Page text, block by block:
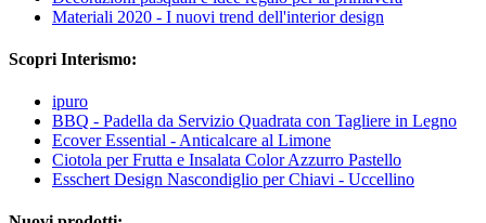
Materiali 2020 - I nuovi trend dell'interior design
Scopri Interismo:
ipuro
BBQ - Padella da Servizio Quadrata con Tagliere in Legno
Ecover Essential - Anticalcare al Limone
Ciotola per Frutta e Insalata Color Azzurro Pastello
Esschert Design Nascondiglio per Chiavi - Uccellino